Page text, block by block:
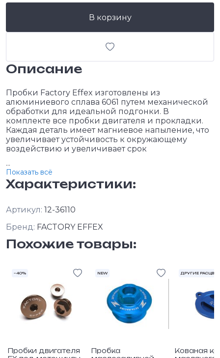
Описание
Пробки Factory Effex изготовлены из
алюминиевого сплава 6061 путем механической
обработки для идеальной подгонки. В
комплекте все пробки двигателя и прокладки.
Каждая деталь имеет магниевое напыление, что
увеличивает устойчивость к окружающему
воздействию и увеличивает срок
...
Показать всё
Характеристики:
Артикул: 12-36110
Бренд: FACTORY EFFEX
В корзину
Похожие товары:
Пробки двигателя
–40%
Пробка
NEW
Кованая
ДРУГИЕ